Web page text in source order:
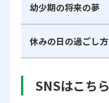
幼少期の将来の夢
休みの日の過ごし方
SNSはこちら